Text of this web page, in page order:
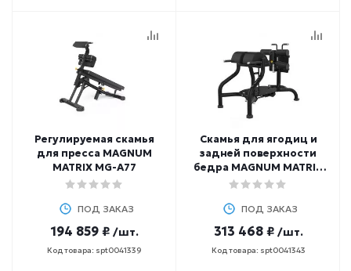
Регулируемая скамья
для пресса MAGNUM
MATRIX MG-A77
ПОД ЗАКАЗ
194 859 ₽ /шт.
Код товара: spt0041339
Скамья для ягодиц и
задней поверхности
бедра MAGNUM MATRIX
MG-A96
ПОД ЗАКАЗ
313 468 ₽ /шт.
Код товара: spt0041343